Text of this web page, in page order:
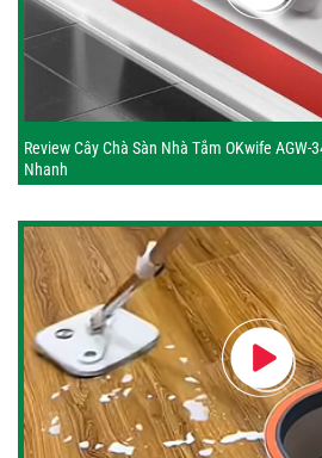
Review Cây Chà Sàn Nhà Tắm OKwife
Nhanh